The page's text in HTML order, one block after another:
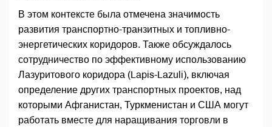
В этом контексте была отмечена значимость
развития транспортно-транзитных и топливно-
энергетических коридоров. Также обсуждалось
сотрудничество по эффективному использованию
Лазуритового коридора (Lapis-Lazuli), включая
определение других транспортных проектов, над
которыми Афганистан, Туркменистан и США могут
работать вместе для наращивания торговли в